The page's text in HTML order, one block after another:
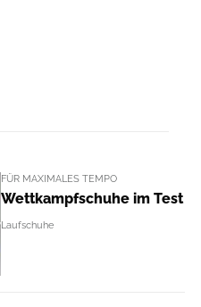
FÜR MAXIMALES TEMPO
Wettkampfschuhe im Test
Laufschuhe